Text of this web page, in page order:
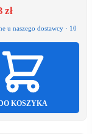
zł
u naszego dostawcy · 10
KOSZYKA